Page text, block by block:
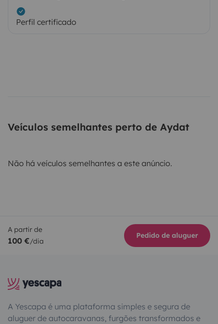
Perfil certificado
Veículos semelhantes perto de Aydat
Não há veículos semelhantes a este anúncio.
A partir de
100 €/dia
Pedido de aluguer
A Yescapa é uma plataforma simples e segura de
aluguer de autocaravanas, furgões transformados e